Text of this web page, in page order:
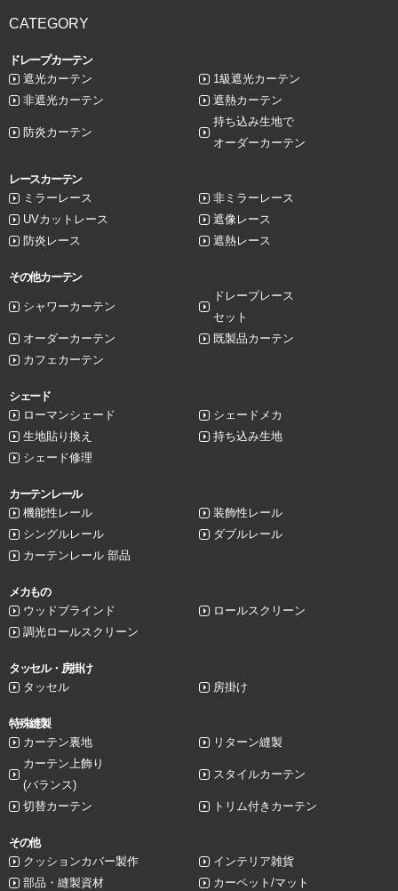
CATEGORY
ドレープカーテン
遮光カーテン
1級遮光カーテン
非遮光カーテン
遮熱カーテン
防炎カーテン
持ち込み生地で
オーダーカーテン
レースカーテン
ミラーレース
非ミラーレース
UVカットレース
遮像レース
防炎レース
遮熱レース
その他カーテン
シャワーカーテン
ドレープレース
セット
オーダーカーテン
既製品カーテン
カフェカーテン
シェード
ローマンシェード
シェードメカ
生地貼り換え
持ち込み生地
シェード修理
カーテンレール
機能性レール
装飾性レール
シングルレール
ダブルレール
カーテンレール 部品
メカもの
ウッドブラインド
ロールスクリーン
調光ロールスクリーン
タッセル・房掛け
タッセル
房掛け
特殊縫製
カーテン裏地
リターン縫製
カーテン上飾り
(バランス)
スタイルカーテン
切替カーテン トリム付きカーテン
その他
クッションカバー製作
インテリア雑貨
部品・縫製資材
カーペット/マット